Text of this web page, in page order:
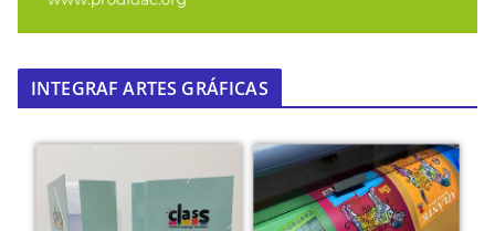
INTEGRAF ARTES GRÁFICAS